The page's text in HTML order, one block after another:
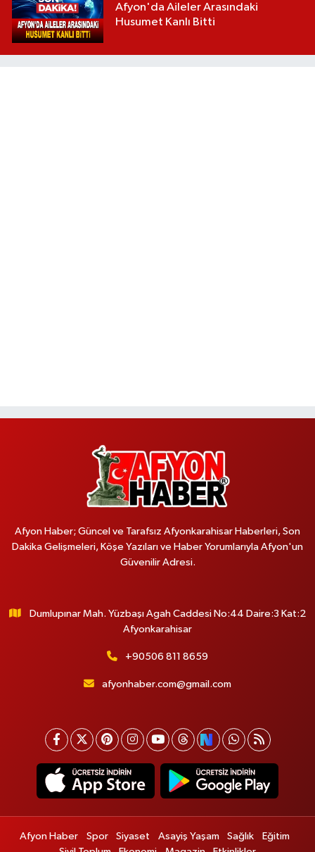
Afyon'da Aileler Arasındaki
Husumet Kanlı Bitti
Afyon Haber; Güncel ve Tarafsız Afyonkarahisar Haberleri, Son
Dakika Gelişmeleri, Köşe Yazıları ve Haber Yorumlarıyla Afyon'un
Güvenilir Adresi.
Dumlupınar Mah. Yüzbaşı Agah Caddesi No:44 Daire:3 Kat:2
Afyonkarahisar
+90506 811 8659
afyonhaber.com@gmail.com
Afyon Haber Spor Siyaset Asayiş Yaşam Sağlık
Eğitim